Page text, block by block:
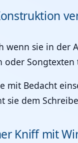
wenn sie in
oder
mit Bedacht
sie dem
Kniff mit